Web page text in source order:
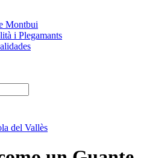
Montbui
i Plegamants
del Vallès